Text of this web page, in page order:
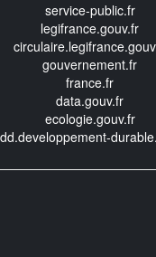
service-public.fr
legifrance.gouv.fr
gouvernement.fr
france.fr
data.gouv.fr
ecologie.gouv.fr